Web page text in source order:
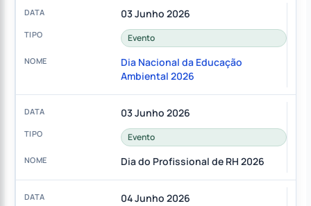
03 Junho 2026
Evento
Dia Nacional da Educação
Ambiental 2026
03 Junho 2026
Evento
Dia do Profissional de RH 2026
04 Junho 2026